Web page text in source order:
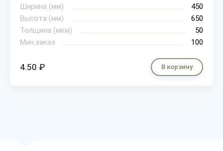
Ширина (мм)
450
Высота (мм)
650
Толщина (мкм)
50
Мин.заказ
100
4.50 ₽ В корзину